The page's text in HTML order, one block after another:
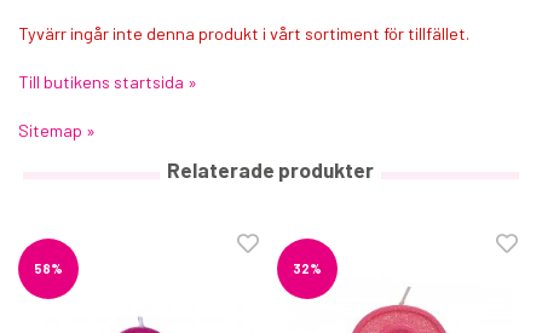
€1.90
Tyvärr ingår inte denna produkt i vårt sortiment för tillfället.
Till butikens startsida »
Sitemap »
Relaterade produkter
58% 32%